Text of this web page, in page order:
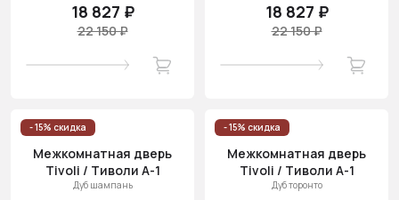
18 827 ₽
22 150 ₽
18 827 ₽
22 150 ₽
- 15% скидка
Межкомнатная дверь
Tivoli / Тиволи А-1
Дуб шампань
- 15% скидка
Межкомнатная дверь
Tivoli / Тиволи А-1
Дуб торонто